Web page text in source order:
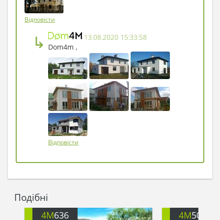
- Проходьте, - Арманда відчинила хвіртку.
- Але ж ви збиралися йти ...
- Пусте, - відповіла вона. - Рідко зустрінеш
людину, здатну зрозуміти красу так само, як і ти.
А будинок зовсім новий. Я дуже довго вибирала
проект, і зупинилася ось на цьому.
- І це виявилося козирним тузом, - сказав
художник. - До речі, моє ім'я - Фернандо.
- У такому разі, Фернандо, я пригощу вас чаєм, а
ви можете розташуватися он на тому стільці і
зникла в будинку ...
Відповісти
↳
13.08.2020 15:33:58
Dom4m ,
Відповісти
Подібні
4M636 4M503